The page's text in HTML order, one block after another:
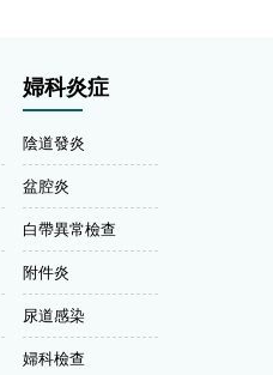
婦科炎症
陰道發炎
盆腔炎
白帶異常檢查
附件炎
尿道感染
婦科檢查